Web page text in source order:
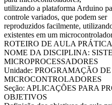
utilizando a plataforma Arduino
controle variados, que podem ser
reproduzidos facilmente,
existentes em um
ROTEIRO DE AULA
NOME DA DISCIPLINA:
MICROPROCESSADORES
Unidade: PROGRAMAÇÃO
MICROCONTROLADORES
Seção: APLICAÇÕES PARA
OBJETIVOS